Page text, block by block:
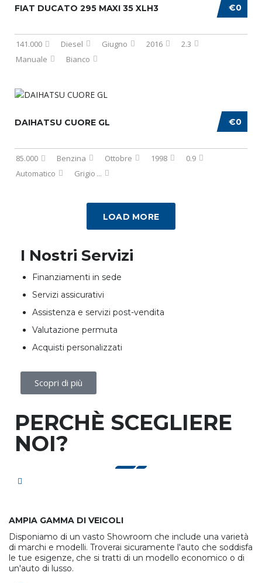
€0
FIAT DUCATO 295 MAXI 35 XLH3
141.000 Diesel Giugno 2016
2.3
Manuale
Bianco
€0
DAIHATSU CUORE GL
85.000 Benzina Ottobre 1998
0.9
Automatico
Grigio ...
LOAD MORE
I Nostri Servizi
Finanziamenti in sede
Servizi assicurativi
Assistenza e servizi post-vendita
Valutazione permuta
Acquisti personalizzati
Scopri di più
PERCHÈ SCEGLIERE
NOI?
AMPIA GAMMA DI VEICOLI
Disponiamo di un vasto Showroom che include una varietà
di marchi e modelli. Troverai sicuramente l'auto che soddisfa
le tue esigenze, che si tratti di un modello economico o di
un'auto di lusso.